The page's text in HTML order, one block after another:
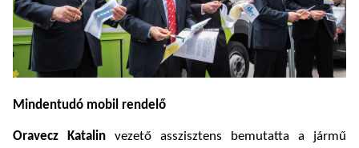
Mindentudó mobil rendelő
Oravecz Katalin vezető asszisztens bemutatta a jármű